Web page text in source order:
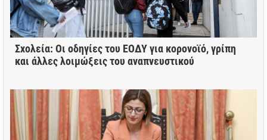
Σχολεία: Οι οδηγίες του ΕΟΔΥ για κορονοϊό, γρίπη
και άλλες λοιμώξεις του αναπνευστικού